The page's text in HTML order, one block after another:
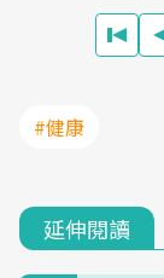
#健康
延伸閱讀